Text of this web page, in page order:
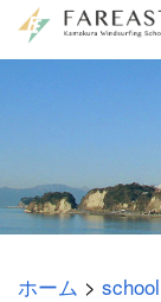
ホーム > school